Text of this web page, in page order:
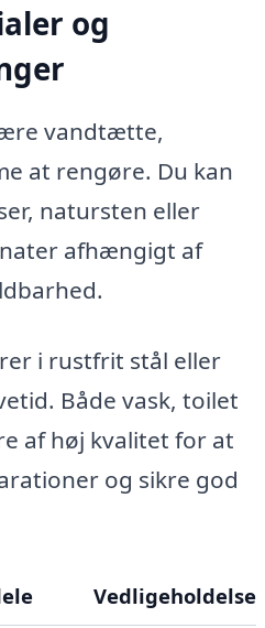
og
vandtætte,
at rengøre. Du kan
natursten eller
afhængigt af
i rustfrit stål eller
Både vask, toilet
af høj kvalitet for at
og sikre god
Vedligeholdelse